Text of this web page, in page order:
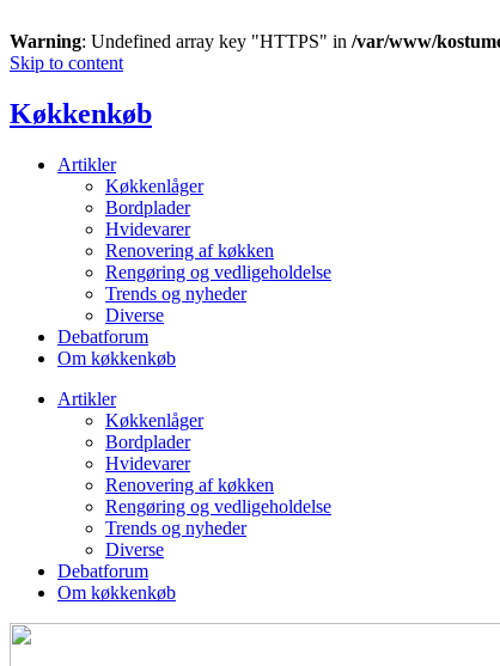
Warning: Undefined array key "HTTPS" in /var/www/
Skip to content
Køkkenkøb
Artikler
Køkkenlåger
Bordplader
Hvidevarer
Renovering af køkken
Rengøring og vedligeholdelse
Trends og nyheder
Diverse
Debatforum
Om køkkenkøb
Artikler
Køkkenlåger
Bordplader
Hvidevarer
Renovering af køkken
Rengøring og vedligeholdelse
Trends og nyheder
Diverse
Debatforum
Om køkkenkøb